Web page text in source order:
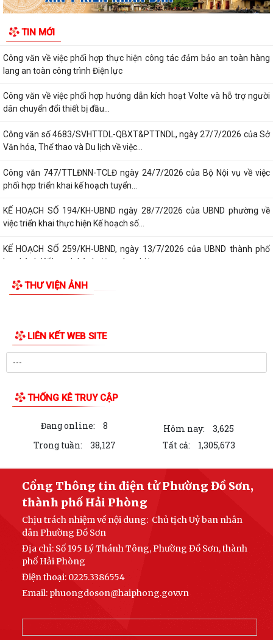
TIN MỚI
toàn quốc (lần thứ 1) năm...
Nghị quyết số 23/2026/NQ-HĐND ngày 28/7/2026 của Hội đồng nhân
dân thành phố Hải Phòng Quy định mức...
Công văn về việc phối hợp thực hiện công tác đảm bảo an toàn hàng
lang an toàn công trình Điện lực
Công văn về việc phối hợp hướng dẫn kích hoạt Volte và hỗ trợ người
dân chuyển đổi thiết bị đầu...
Công văn số 4683/SVHTTDL-QBXT&PTTNDL, ngày 27/7/2026 của Sở
Văn hóa, Thể thao và Du lịch về việc...
Công văn 747/TTLĐNN-TCLĐ ngày 24/7/2026 của Bộ Nội vụ về việc
phối hợp triển khai kế hoạch tuyển...
KẾ HOẠCH SỐ 194/KH-UBND ngày 28/7/2026 của UBND phường về
việc triển khai thực hiện Kế hoạch số...
KẾ HOẠCH SỐ 259/KH-UBND, ngày 13/7/2026 của UBND thành phố
TẬP, QUÁN TRIỆT VÀ TRIỂN KHAI THỰC HIỆN...
Công văn 3616/STP-PBGDPL, ngày 28/7/2026 của Sở Tư pháp thành
phố về việc khai thác tài liệu số...
LUẬT SỐ 122/2025/QH15 LUẬT THƯƠNG MẠI ĐIỆN TỬ
Công văn số 2612/UBNd-KT, ngày 27/7/2026 về việc triển khai thực
hiện Kế hoạch số 247/KH-UBND ngày...
hành Luật Thương mại điện tử
KẾ HOẠCH SỐ 249/KH-UBND, ngày 06/7/2026 về triển khai thực hiện
Nghị quyết số 88/NQ-CP ngày...
KẾ HOẠCH SỐ 191/KH-UBND, ngày 24/7/2026 của UBND phường về
triển khai thực hiện Kế hoạch số...
QUYẾT ĐỊNH SỐ 2782/QĐ-UBND, ngày 21/7/2026 của UBND thành
phố về việc công bố danh mục thủ tục hành...
KẾ HOẠCH SỐ 267/KH-UBND, ngày 15/7/2026 của UBND thành phố về
LIÊN KẾT WEB SITE